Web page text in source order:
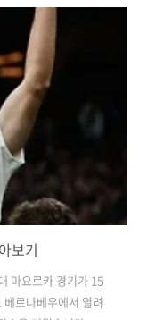
해 알아보겠습니다.
분 라얀 아이트누리
진에 맞고 굴절되며
제골을 넣었습니다.
야신 부누의 선방
보기
마요르카 경기가 15
르나베우에서 열려